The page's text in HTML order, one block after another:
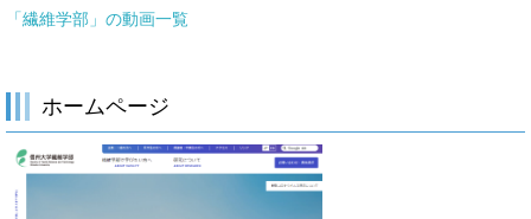
「繊維学部」の動画一覧
ホームページ